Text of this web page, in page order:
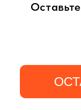
Доставка товаров
для ООО и ИП